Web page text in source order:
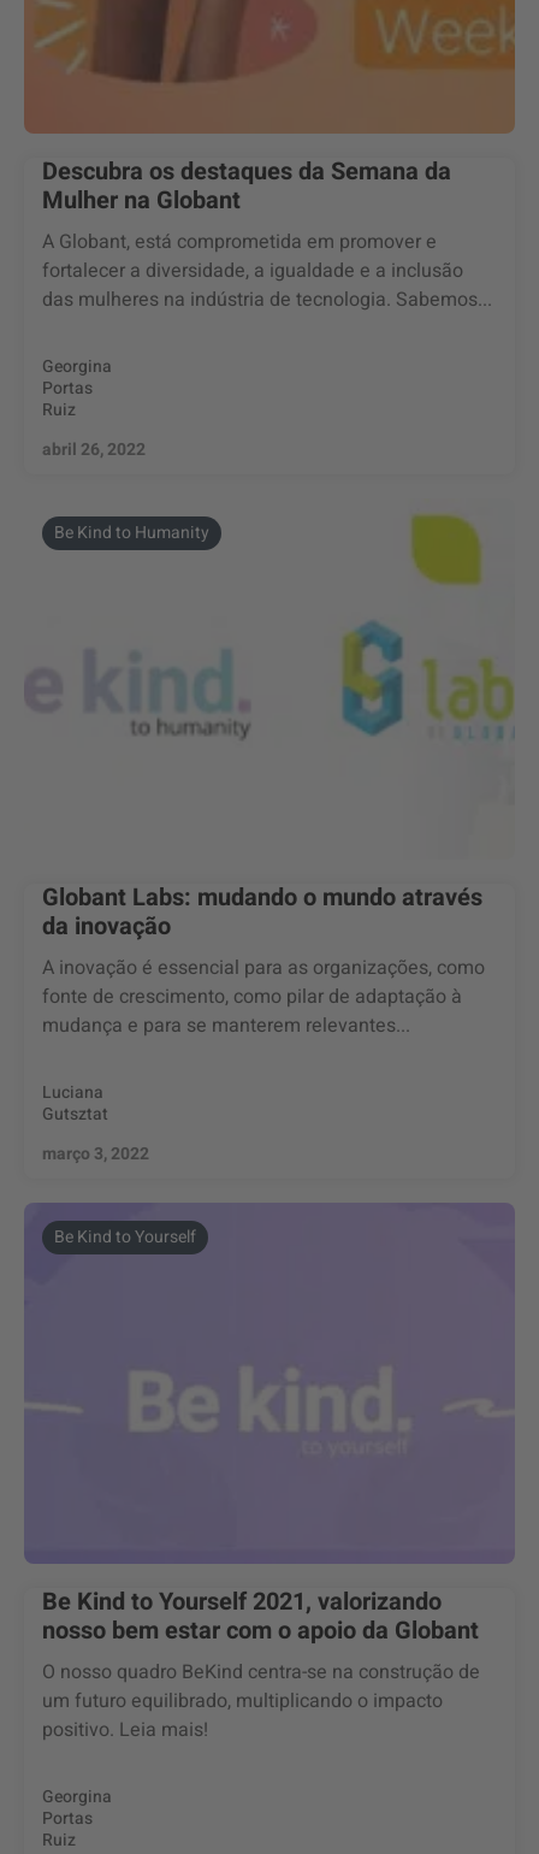
Descubra os destaques da Semana da
Mulher na Globant
A Globant, está comprometida em promover e
fortalecer a diversidade, a igualdade e a inclusão
das mulheres na indústria de tecnologia. Sabemos...
Georgina
Portas
Ruiz
abril 26, 2022
Be Kind to Humanity
Globant Labs: mudando o mundo através
da inovação
A inovação é essencial para as organizações, como
fonte de crescimento, como pilar de adaptação à
mudança e para se manterem relevantes...
Luciana
Gutsztat
março 3, 2022
Be Kind to Yourself
Be Kind to Yourself 2021, valorizando
nosso bem estar com o apoio da Globant
O nosso quadro BeKind centra-se na construção de
um futuro equilibrado, multiplicando o impacto
positivo. Leia mais!
Georgina
Portas
Ruiz